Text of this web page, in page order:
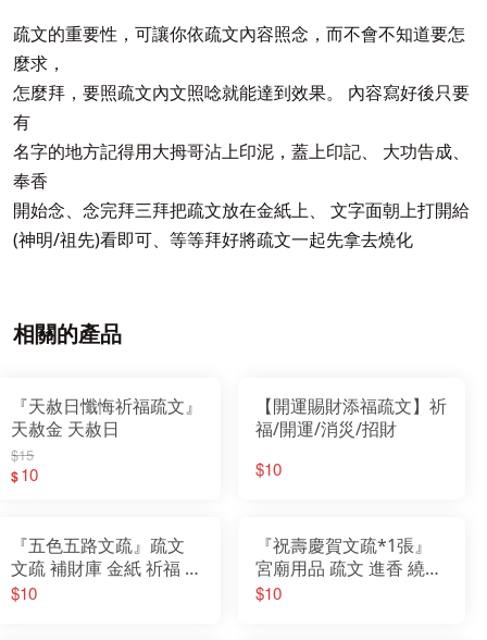
疏文的重要性，可讓你依疏文內容照念，而不會不知道要怎
麼求，
怎麼拜，要照疏文內文照唸就能達到效果。 內容寫好後只要
有
名字的地方記得用大拇哥沾上印泥，蓋上印記、 大功告成、
奉香
開始念、念完拜三拜把疏文放在金紙上、 文字面朝上打開給
(神明/祖先)看即可、等等拜好將疏文一起先拿去燒化
相關的產品
『天赦日懺悔祈福疏文』
天赦金 天赦日
$15
$10
【開運賜財添福疏文】祈
福/開運/消災/招財
$10
『五色五路文疏』疏文
文疏 補財庫 金紙 祈福 開
運 消災 招財
$10
『祝壽慶賀文疏*1張』
宮廟用品 疏文 進香 繞境
謁祖 會香 參香 進香 疏文
$10